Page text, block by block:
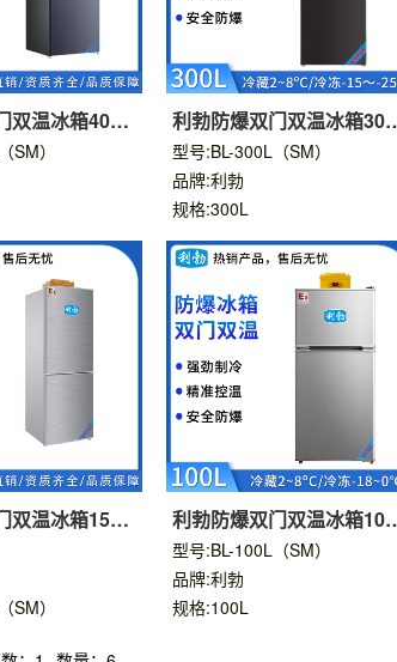
双温冰箱400
SM）
利勃防爆双门双温冰箱300
升
型号:BL-300L（SM）
品牌:利勃
规格:300L
双温冰箱150
SM）
利勃防爆双门双温冰箱100
升
型号:BL-100L（SM）
品牌:利勃
规格:100L